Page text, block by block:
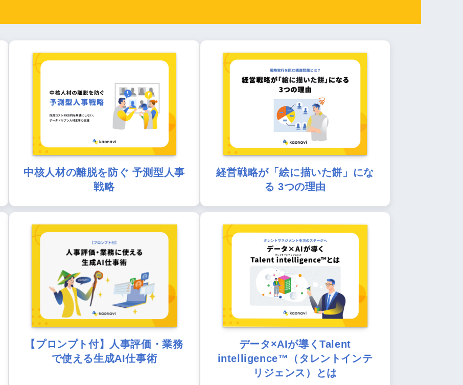
中核人材の離脱を防ぐ 予測型人事
戦略
経営戦略が「絵に描いた餅」にな
る 3つの理由
【プロンプト付】人事評価・業務
で使える生成AI仕事術
データ×AIが導くTalent
intelligence™（タレントインテ
リジェンス）とは